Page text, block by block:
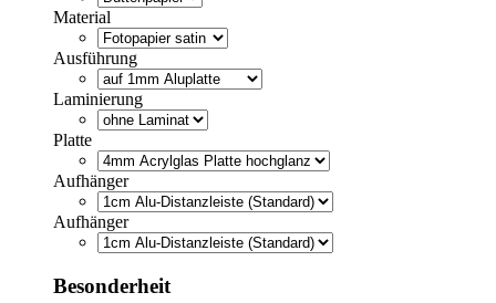
Material
Ausführung
Laminierung
Platte
Aufhänger
Aufhänger
Besonderheit